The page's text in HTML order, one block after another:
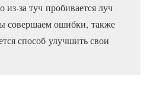
за туч пробивается луч
совершаем ошибки, также
способ улучшить свои